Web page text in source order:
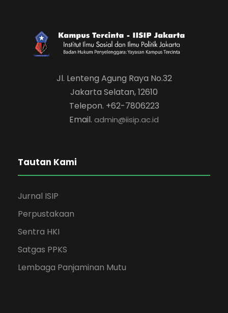
Jl. Lenteng Agung Raya No.32
Jakarta Selatan, 12610
Telepon. +62-7806223
Email. admin@iisip.ac.id
Tautan Kami
Jurnal ISIP
Perpustakaan
Sentra HKI
Satgas PPKS
Lembaga Panjaminan Mutu